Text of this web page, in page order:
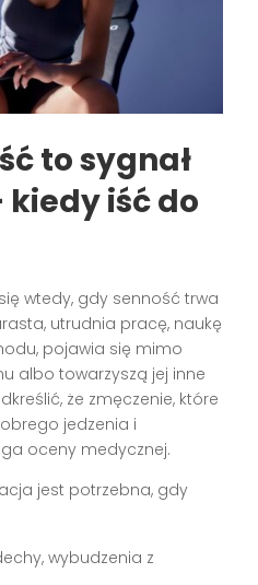
to sygnał
iść do
wtedy, gdy senność trwa
utrudnia pracę, naukę
pojawia się mimo
albo towarzyszą jej inne
że zmęczenie, które
jedzenia i
oceny medycznej.
jest potrzebna, gdy
wybudzenia z